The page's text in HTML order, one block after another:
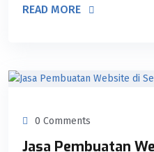
READ MORE
0 Comments
Jasa Pembuatan